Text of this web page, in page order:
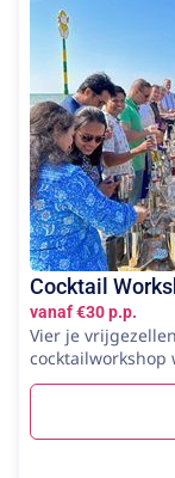
Cocktail
vanaf €30 p.p.
Vier je